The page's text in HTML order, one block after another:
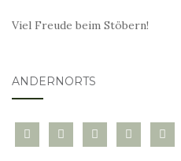
Viel Freude beim Stöbern!
ANDERNORTS
bloglovininstagramtwitter pinterest
mail